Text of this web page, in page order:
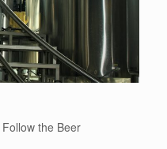
Follow the Beer